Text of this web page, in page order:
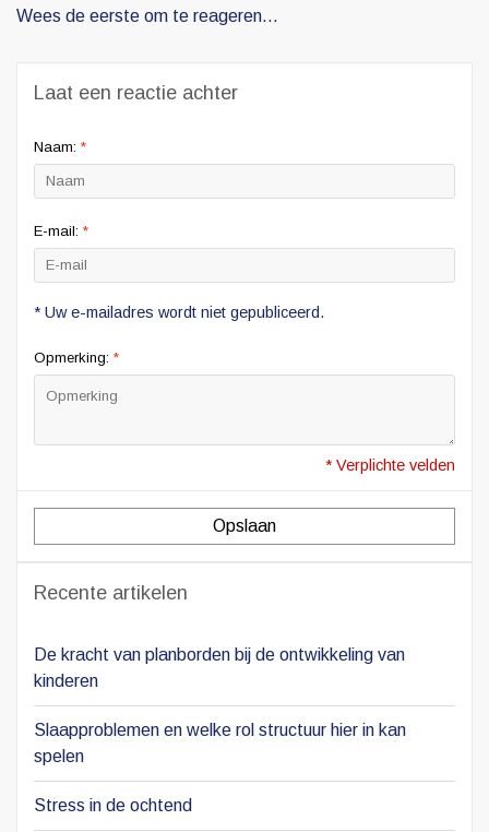
Wees de eerste om te reageren...
Laat een reactie achter
Naam: *
E-mail: *
* Uw e-mailadres wordt niet gepubliceerd.
Opmerking: *
* Verplichte velden
Opslaan
Recente artikelen
De kracht van planborden bij de ontwikkeling van
kinderen
Slaapproblemen en welke rol structuur hier in kan
spelen
Stress in de ochtend